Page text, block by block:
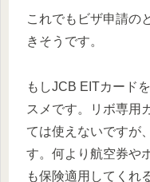
これでもビザ申請の
きそうです。
もしJCB EITカード
スメです。リボ専用
ては使えないですが
す。何より航空券や
も保険適用してくれ